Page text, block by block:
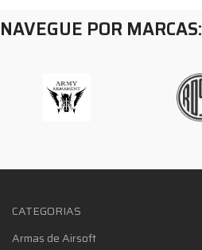
NAVEGUE POR MARCAS:
CATEGORIAS
Armas de Airsoft